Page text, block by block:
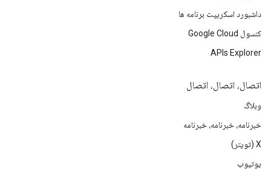
داشبورد اسکریپت برنامه ها
کنسول Google Cloud
APIs Explorer
اتصال، اتصال، اتصال
وبلاگ
خبرنامه، خبرنامه، خبرنامه
X (تویتر)
یوتیوب